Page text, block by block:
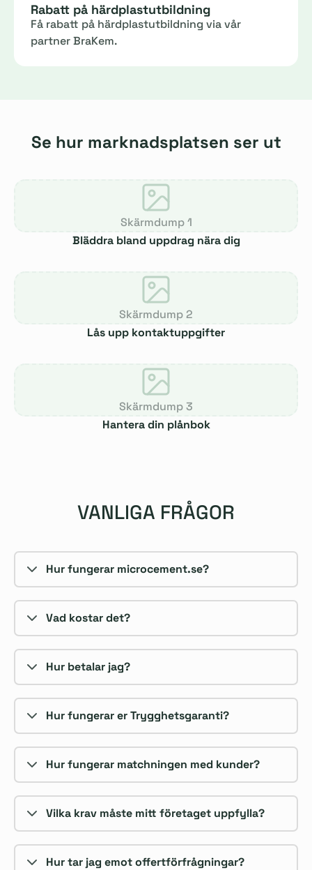
Rabatt på härdplastutbildning
Få rabatt på härdplastutbildning via vår
partner BraKem.
Se hur marknadsplatsen ser ut
Skärmdump 1
Bläddra bland uppdrag nära dig
Skärmdump 2
Lås upp kontaktuppgifter
Skärmdump 3
Hantera din plånbok
VANLIGA FRÅGOR
Hur fungerar microcement.se?
Vad kostar det?
Hur betalar jag?
Hur fungerar er Trygghetsgaranti?
Hur fungerar matchningen med kunder?
Vilka krav måste mitt företaget uppfylla?
Hur tar jag emot offertförfrågningar?